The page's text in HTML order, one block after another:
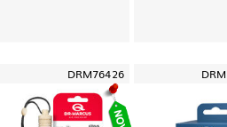
DRM76426